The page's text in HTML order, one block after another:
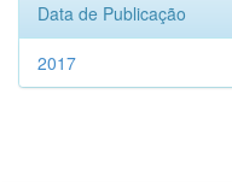
Data de Publicação
2017